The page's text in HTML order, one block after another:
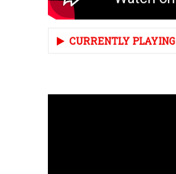
CURRENTLY PLAYING